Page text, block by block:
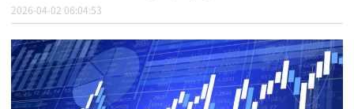
2026-04-02 06:04:53